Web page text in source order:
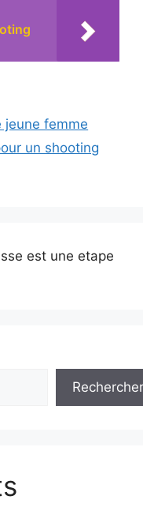
jeune femme
un shooting
est une etape
Rechercher